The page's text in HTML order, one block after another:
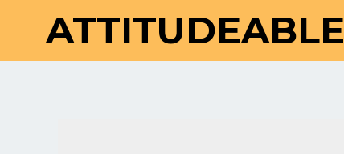
ATTITUDEABLE